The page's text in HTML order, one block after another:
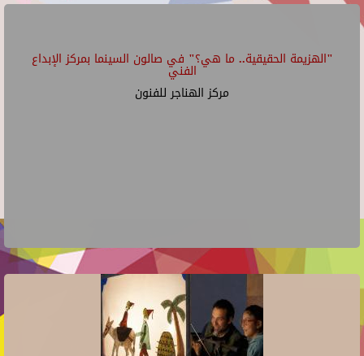
"الهزيمة الحقيقية.. ما هي؟" في صالون السينما بمركز الإبداع
الفني
مركز الهناجر للفنون